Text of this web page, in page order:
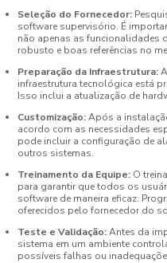
Seleção do Fornecedor:
software supervisório. É
não apenas as funcionalidades
robusto e boas referências no
Preparação da Infraestrutura:
infraestrutura tecnológica está
Isso inclui a atualização de
Customização:Após a
acordo com as necessidades
pode incluir a configuração de
outros sistemas.
Treinamento da Equipe: O
para garantir que todos os
software de maneira eficaz.
oferecidos pelo fornecedor do
Teste e Validação:Antes da
sistema em um ambiente
possíveis falhas ou